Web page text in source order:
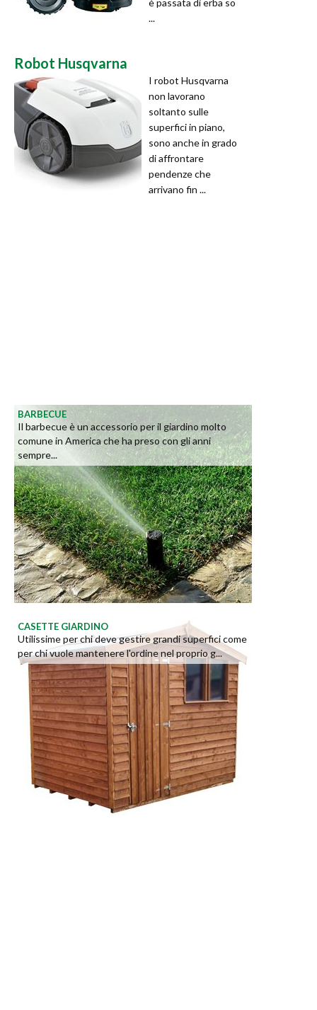
è passata di erba so
...
Robot Husqvarna
I robot Husqvarna
non lavorano
soltanto sulle
superfici in piano,
sono anche in grado
di affrontare
pendenze che
arrivano fin ...
BARBECUE
Il barbecue è un accessorio per il giardino molto
comune in America che ha preso con gli anni
sempre...
CASETTE GIARDINO
Utilissime per chi deve gestire grandi superfici come
per chi vuole mantenere l'ordine nel proprio g...